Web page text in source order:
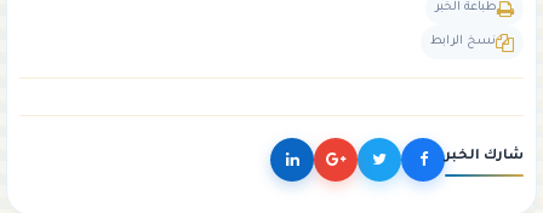
طباعة الخبر
نسخ الرابط
شارك الخبر